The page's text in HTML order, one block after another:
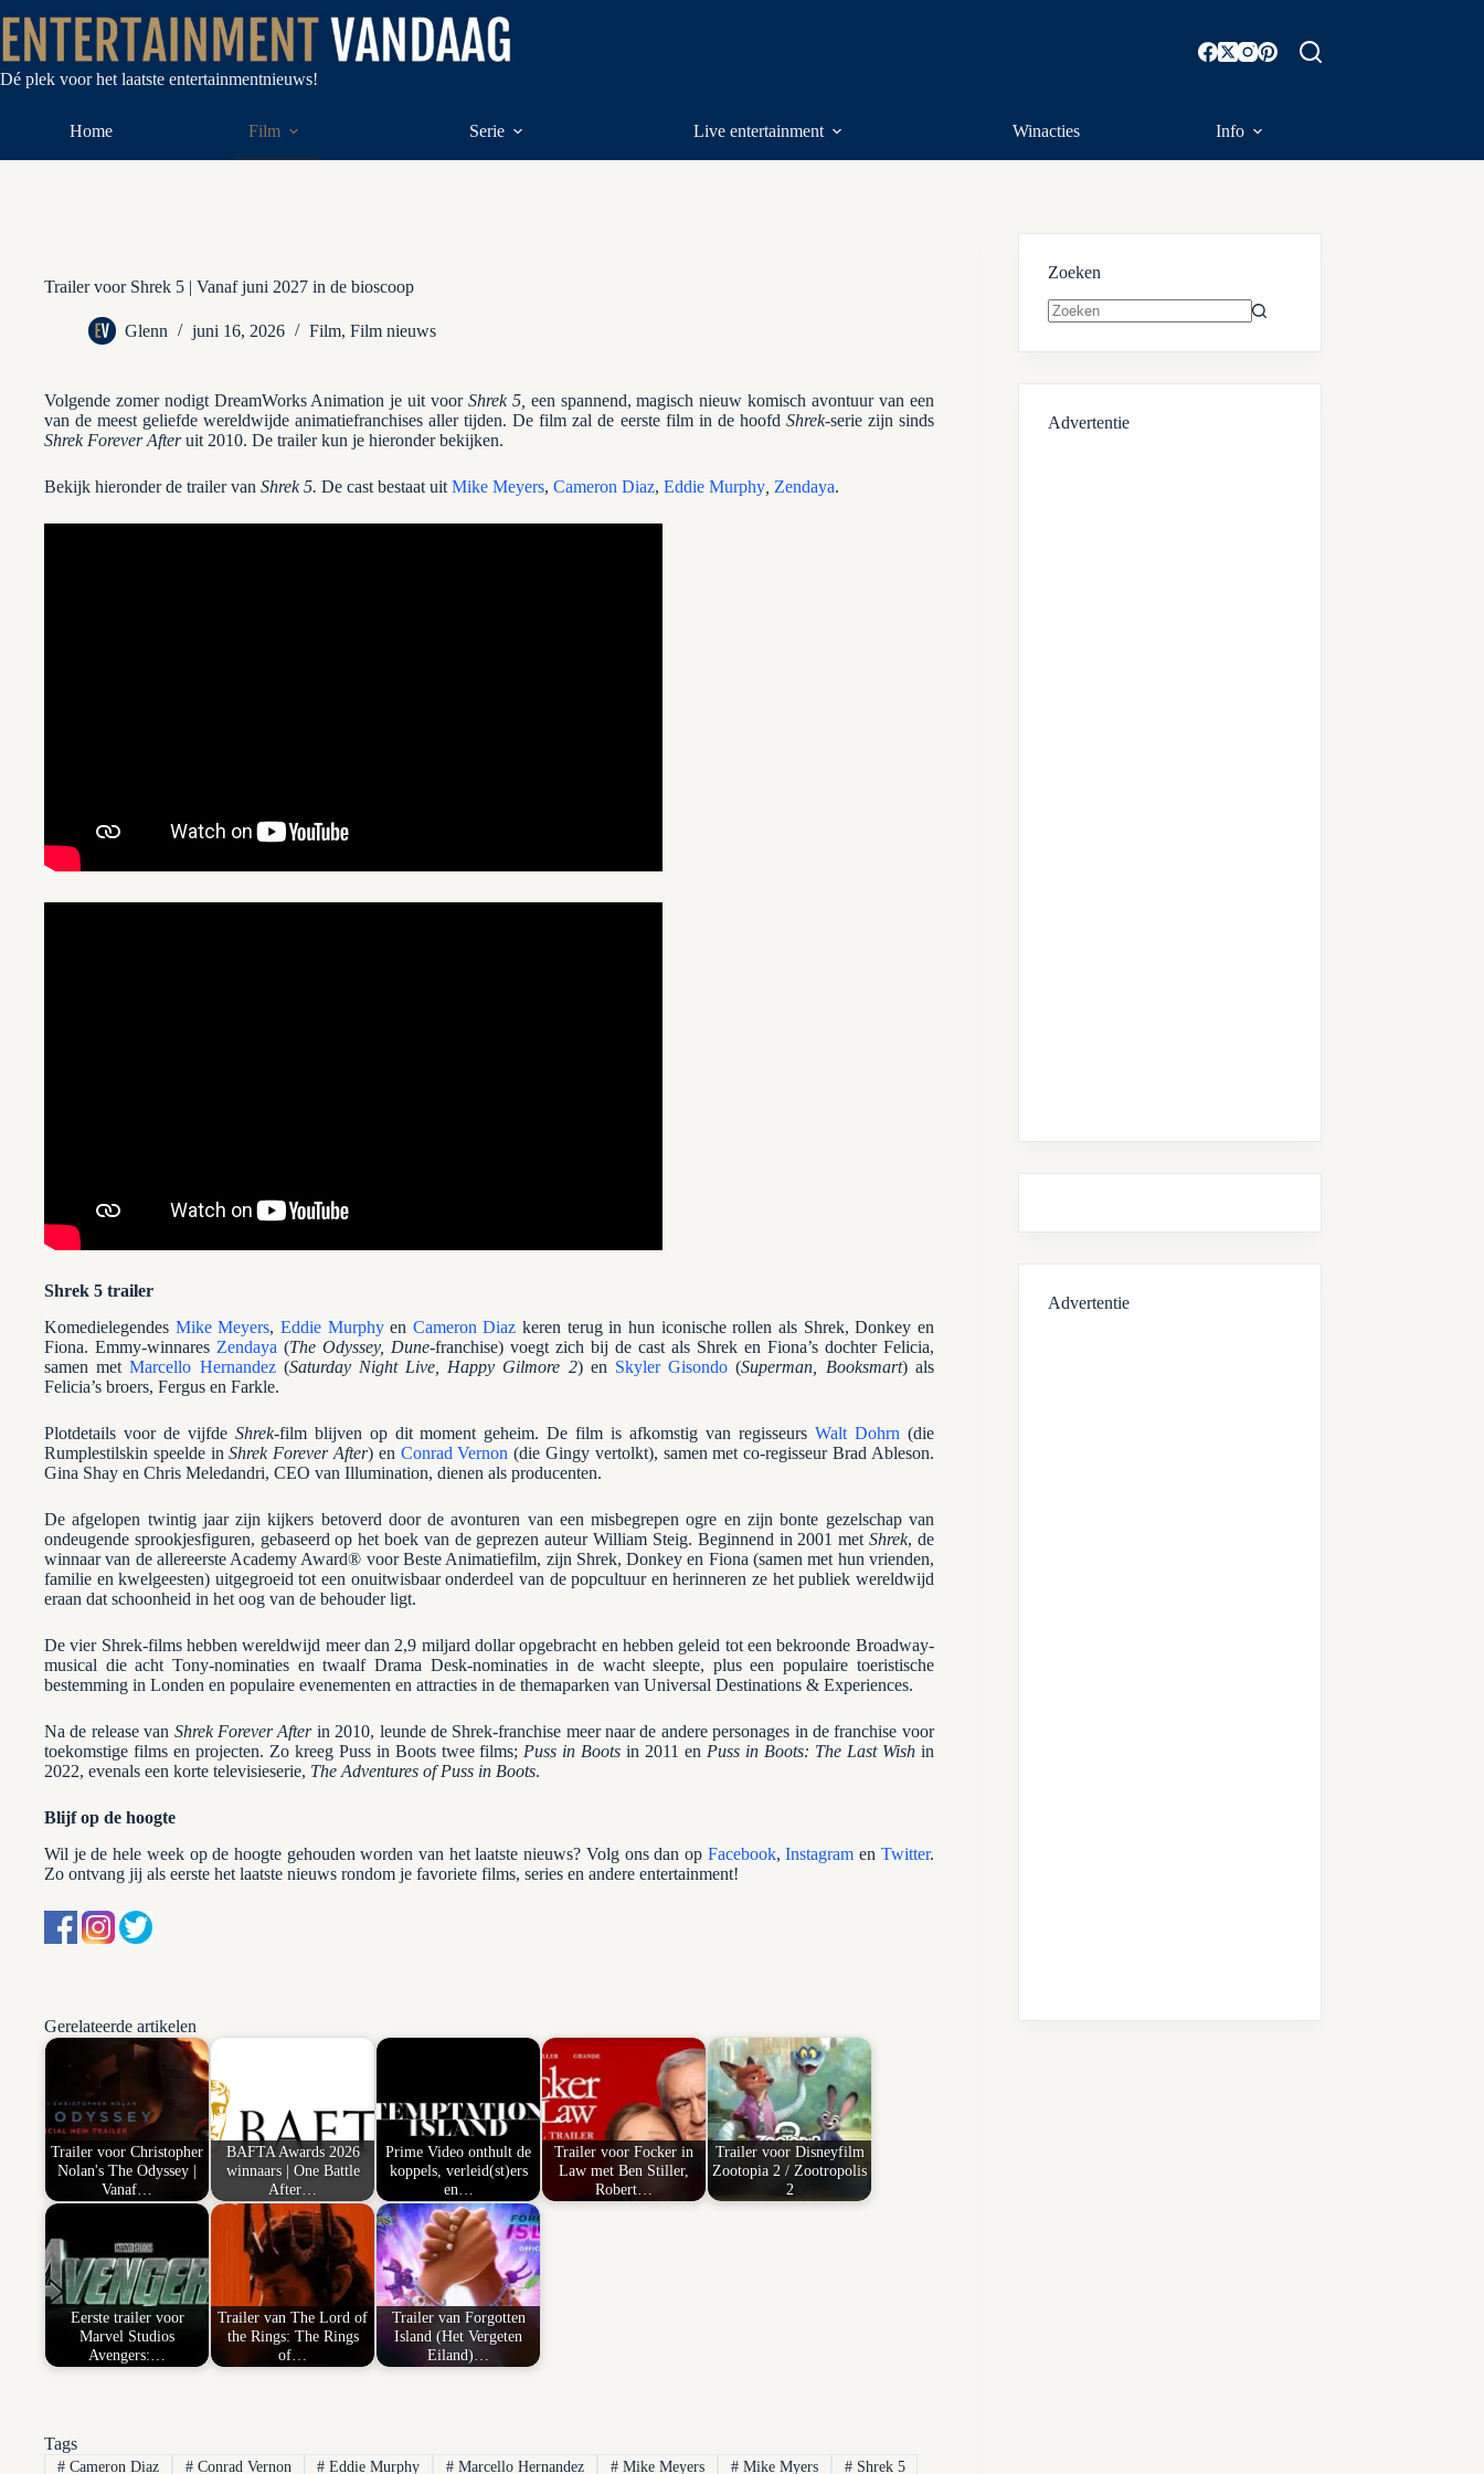
naar
de
inhoud
Dé plek voor het laatste entertainmentnieuws!
Home Film Serie Live entertainment Winacties Info
Trailer voor Shrek 5 | Vanaf juni 2027 in de bioscoop
Glenn juni 16, 2026 Film, Film nieuws
Volgende zomer nodigt DreamWorks Animation je uit voor Shrek 5, een spannend, magisch nieuw komisch avontuur van een
van de meest geliefde wereldwijde animatiefranchises aller tijden. De film zal de eerste film in de hoofd Shrek-serie zijn sinds
Shrek Forever Afteruit 2010. De trailer kun je hieronder bekijken.
Bekijk hieronder de trailer van Shrek 5. De cast bestaat uit Mike Meyers, Cameron Diaz, Eddie Murphy Zendaya.
Shrek 5 trailer
Komedielegendes Mike Meyers, Eddie Murphyen Cameron Diaz keren terug in hun iconische rollen als Shrek, Donkey en
Fiona. Emmy-winnares Zendaya (The Odyssey, Dune-franchise) voegt zich bij de cast als Shrek en Fiona’s dochter Felicia,
samen metMarcello Hernandez(Saturday Night Live, Happy Gilmore 2) en Skyler Gisondo (Superman, Booksmart) als
Felicia’s broers, Fergus en Farkle.
Plotdetails voor de vijfde Shrek-film blijven op dit moment geheim. De film is afkomstig van regisseurs Walt Dohrn (die
Rumplestilskin speelde inShrek Forever After) en Conrad Vernon (die Gingy vertolkt), samen met co-regisseur Brad Ableson.
Gina Shay en Chris Meledandri, CEO van Illumination, dienen als producenten.
De afgelopen twintig jaar zijn kijkers betoverd door de avonturen van een misbegrepen ogre en zijn bonte gezelschap van
ondeugende sprookjesfiguren, gebaseerd op het boek van de geprezen auteur William Steig. Beginnend in 2001 met Shrek, de
winnaar van de allereerste Academy Award® voor Beste Animatiefilm, zijn Shrek, Donkey en Fiona (samen met hun vrienden,
familie en kwelgeesten) uitgegroeid tot een onuitwisbaar onderdeel van de popcultuur en herinneren ze het publiek wereldwijd
eraan dat schoonheid in het oog van de behouder ligt.
De vier Shrek-films hebben wereldwijd meer dan 2,9 miljard dollar opgebracht en hebben geleid tot een bekroonde Broadway-
musical die acht Tony-nominaties en twaalf Drama Desk-nominaties in de wacht sleepte, plus een populaire toeristische
bestemming in Londen en populaire evenementen en attracties in de themaparken van Universal Destinations & Experiences.
Na de release van Shrek Forever Afterin 2010, leunde de Shrek-franchise meer naar de andere personages in de franchise voor
toekomstige films en projecten. Zo kreeg Puss in Boots twee films; Puss in Boots in 2011 en Puss in Boots: The Last Wishin
2022, evenals een korte televisieserie, The Adventures of Puss in Boots.
Blijf op de hoogte
Wil je de hele week op de hoogte gehouden worden van het laatste nieuws? Volg ons dan op Facebook,Instagramen Twitter.
Zo ontvang jij als eerste het laatste nieuws rondom je favoriete films, series en andere entertainment!
Gerelateerde artikelen
Trailer voor Christopher
Nolan's The Odyssey |
Vanaf…
BAFTA Awards 2026
winnaars | One Battle
After…
Prime Video onthult de
koppels, verleid(st)ers
en…
Trailer voor Focker in
Law met Ben Stiller,
Robert…
Trailer voor Disneyfilm
Zootopia 2 / Zootropolis
2
Eerste trailer voor
Marvel Studios
Avengers:…
Trailer van The Lord of
the Rings: The Rings
of…
Trailer van Forgotten
Island (Het Vergeten
Eiland)…
Tags
#Cameron Diaz #Conrad Vernon # Eddie Murphy # Marcello Hernandez # Mike Meyers #Mike Myers #Shrek 5
Zoeken
resultaten
Advertentie
Advertentie